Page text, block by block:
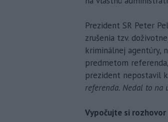
Prezident SR Peter
zrušenia tzv.
kriminálnej agentúry,
predmetom
prezident nepostavil
referenda. Nedal to na
Vypočujte si rozhovor